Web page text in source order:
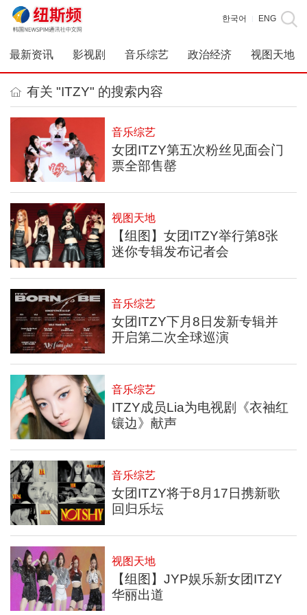
한국어 ENG
最新资讯 影视剧 音乐综艺 政治经济 视图天地
有关 "ITZY" 的搜索内容
音乐综艺
女团ITZY第五次粉丝见面会门
票全部售罄
视图天地
【组图】女团ITZY举行第8张
迷你专辑发布记者会
音乐综艺
女团ITZY下月8日发新专辑并
开启第二次全球巡演
音乐综艺
ITZY成员Lia为电视剧《衣袖红
镶边》献声
音乐综艺
女团ITZY将于8月17日携新歌
回归乐坛
视图天地
【组图】JYP娱乐新女团ITZY
华丽出道